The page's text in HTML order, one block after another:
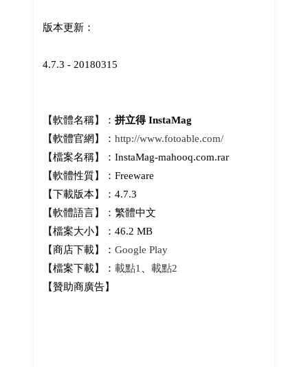
版本更新：
4.7.3 - 20180315
【軟體名稱】： 拼立得 InstaMag
【軟體官網】： http://www.fotoable.com/
【檔案名稱】：InstaMag-mahooq.com.rar
【軟體性質】：Freeware
【下載版本】：4.7.3
【軟體語言】：繁體中文
【檔案大小】：46.2 MB
【商店下載】： Google Play
【檔案下載】： 載點1、 載點2
【贊助商廣告】